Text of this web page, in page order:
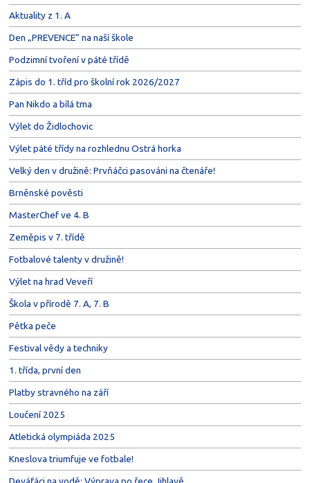
Aktuality z 1. A
Den „PREVENCE“ na naší škole
Podzimní tvoření v páté třídě
Zápis do 1. tříd pro školní rok 2026/2027
Pan Nikdo a bílá tma
Výlet do Židlochovic
Výlet páté třídy na rozhlednu Ostrá horka
Velký den v družině: Prvňáčci pasováni na čtenáře!
Brněnské pověsti
MasterChef ve 4. B
Zeměpis v 7. třídě
Fotbalové talenty v družině!
Výlet na hrad Veveří
Škola v přírodě 7. A, 7. B
Pětka peče
Festival vědy a techniky
1. třída, první den
Platby stravného na září
Loučení 2025
Atletická olympiáda 2025
Kneslova triumfuje ve fotbale!